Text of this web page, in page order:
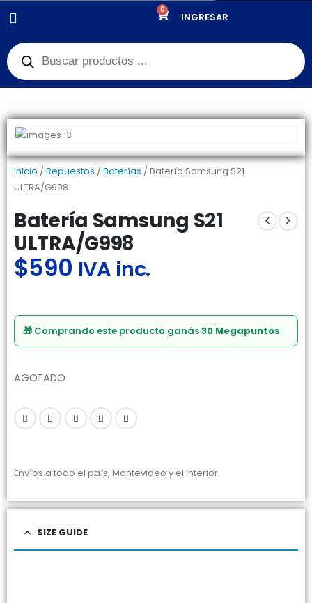
0
INGRESAR
BATERÍAS
Inicio /Repuestos /Baterías / Batería Samsung S21
ULTRA/G998
Batería Samsung S21
ULTRA/G998
$590 IVA inc.
🎁 Comprando este producto ganás30 Megapuntos
AGOTADO
Envíos a todo el país, Montevideo y el interior.
SIZE GUIDE